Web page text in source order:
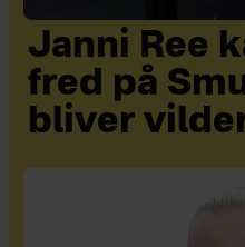
Janni Ree
fred på
bliver